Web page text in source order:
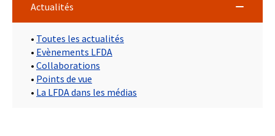
Actualités
• Toutes les actualités
• Evènements LFDA
• Collaborations
• Points de vue
• La LFDA dans les médias